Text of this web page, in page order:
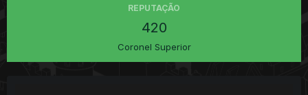
REPUTAÇÃO
420
Coronel Superior